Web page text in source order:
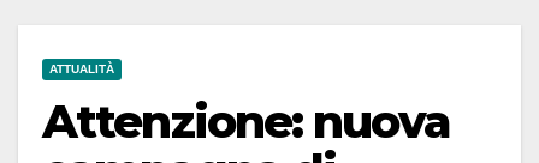
ATTUALITÀ
Attenzione: nuova